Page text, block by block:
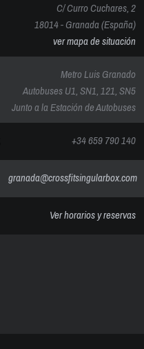
C/ Curro Cuchares, 2
18014 - Granada (España)
ver mapa de situación
Metro Luis Granado
Autobuses U1, SN1, 121, SN5
Junto a la Estación de Autobuses
+34 659 790 140
granada@crossfitsingularbox.com
Ver horarios y reservas